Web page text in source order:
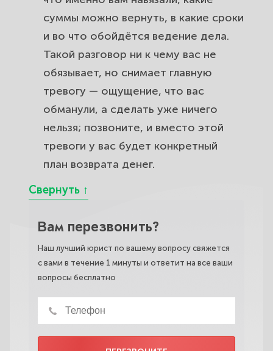
суммы можно вернуть, в какие сроки
и во что обойдётся ведение дела.
Такой разговор ни к чему вас не
обязывает, но снимает главную
тревогу — ощущение, что вас
обманули, а сделать уже ничего
нельзя; позвоните, и вместо этой
тревоги у вас будет конкретный
план возврата денег.
Вам перезвонить?
Наш лучший юрист по вашему вопросу свяжется
с вами в течение 1 минуты и ответит на все ваши
вопросы бесплатно